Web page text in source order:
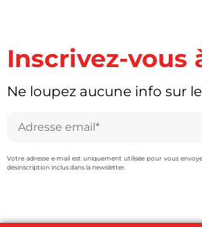
Inscrivez-
Ne loupez aucune info sur
Votre adresse e-mail est uniquement utilisée pour vous
désinscription inclus dans la newsletter.